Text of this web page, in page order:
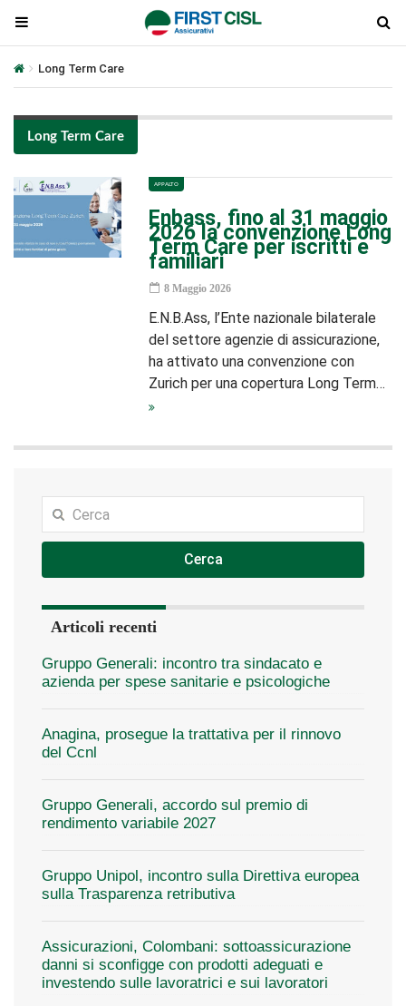
Long Term Care
Long Term Care
APPALTO
Enbass, fino al 31 maggio
2026 la convenzione Long
Term Care per iscritti e
familiari
8 Maggio 2026
E.N.B.Ass, l’Ente nazionale bilaterale
del settore agenzie di assicurazione,
ha attivato una convenzione con
Zurich per una copertura Long Term…
Cerca
Articoli recenti
Gruppo Generali: incontro tra sindacato e
azienda per spese sanitarie e psicologiche
Anagina, prosegue la trattativa per il rinnovo
del Ccnl
Gruppo Generali, accordo sul premio di
rendimento variabile 2027
Gruppo Unipol, incontro sulla Direttiva europea
sulla Trasparenza retributiva
Assicurazioni, Colombani: sottoassicurazione
danni si sconfigge con prodotti adeguati e
investendo sulle lavoratrici e sui lavoratori